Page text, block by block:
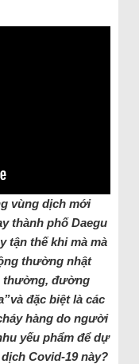
vùng dịch mới
thành phố Daegu
tận thế khi mà mà
thường nhật
thường, đường
đặc biệt là các
hàng do người
yếu phẩm để dự
Covid-19 này?